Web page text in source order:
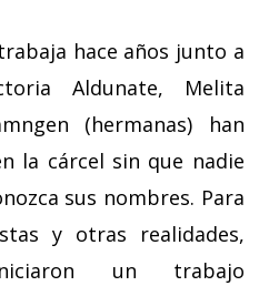
hace años junto a
Aldunate, Melita
(hermanas) han
la cárcel sin que nadie
sus nombres. Para
y otras realidades,
un trabajo